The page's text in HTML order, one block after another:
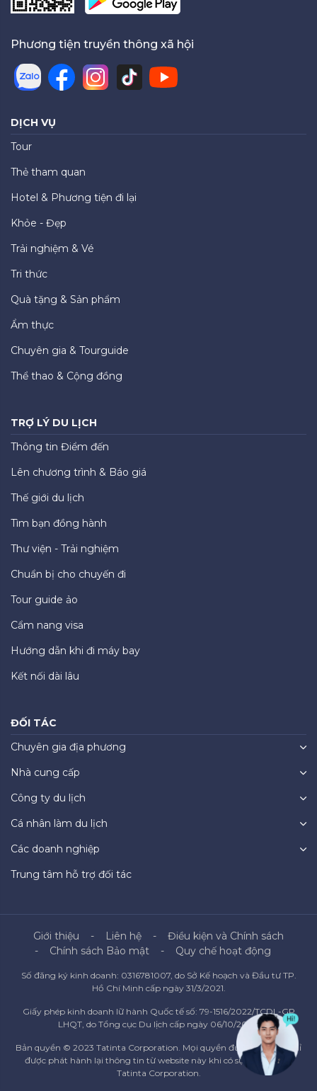
Phương tiện truyền thông xã hội
DỊCH VỤ
Tour
Thẻ tham quan
Hotel & Phương tiện đi lại
Khỏe - Đẹp
Trải nghiệm & Vé
Tri thức
Quà tặng & Sản phẩm
Ẩm thực
Chuyên gia & Tourguide
Thể thao & Cộng đồng
TRỢ LÝ DU LỊCH
Thông tin Điểm đến
Lên chương trình & Báo giá
Thế giới du lịch
Tìm bạn đồng hành
Thư viện - Trải nghiệm
Chuẩn bị cho chuyến đi
Tour guide ảo
Cẩm nang visa
Hướng dẫn khi đi máy bay
Kết nối dài lâu
ĐỐI TÁC
Chuyên gia địa phương
Nhà cung cấp
Công ty du lịch
Cá nhân làm du lịch
Các doanh nghiệp
Trung tâm hỗ trợ đối tác
Giới thiệu Liên hệ
Điều kiện và Chính sách
Chính sách Bảo mật
Quy chế hoạt động
Số đăng ký kinh doanh: 0316781007, do Sở Kế hoạch và Đầu tư TP.
Hồ Chí Minh cấp ngày 31/3/2021.
Giấy phép kinh doanh lữ hành Quốc tế số: 79-1516/2022/TCDL-GP
LHQT, do Tổng cục Du lịch cấp ngày 06/10/2022.
Bản quyền © 2023 Tatinta Corporation. Mọi quyền được bảo lưu. Chỉ
được phát hành lại thông tin từ website này khi có sự đồng ý của
Tatinta Corporation.